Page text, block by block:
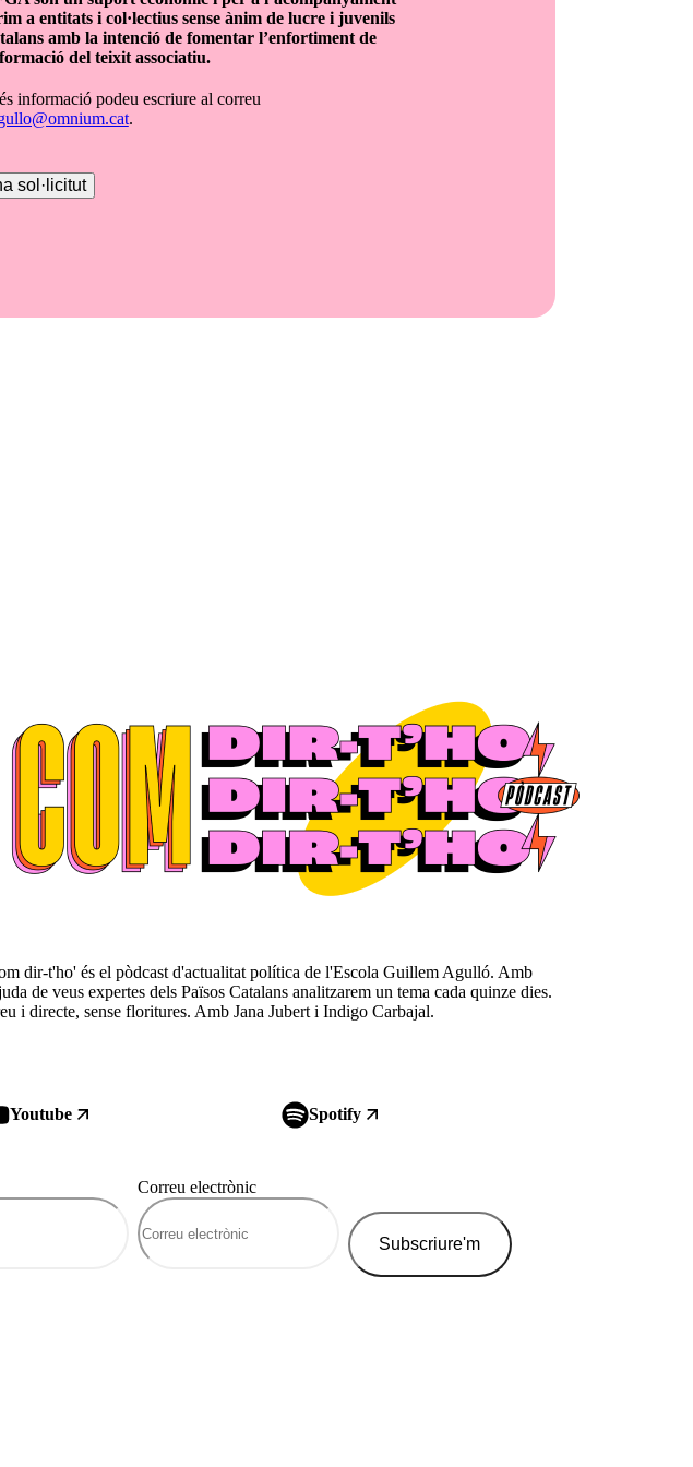
a entitats i col·lectius sense ànim de lucre i juvenils
amb la intenció de fomentar l’enfortiment de
del teixit associatiu.
informació podeu escriure al correu
.
sol·licitut
dir-t'ho' és el pòdcast d'actualitat política de l'Escola Guillem Agulló. Amb
de veus expertes dels Països Catalans analitzarem un tema cada quinze dies.
i directe, sense floritures. Amb Jana Jubert i Indigo Carbajal.
Youtube Spotify
Correu electrònic
Subscriure'm